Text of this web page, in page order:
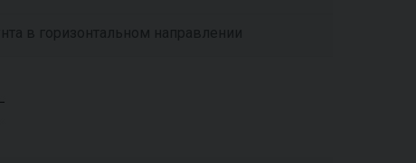
в горизонтальном направлении